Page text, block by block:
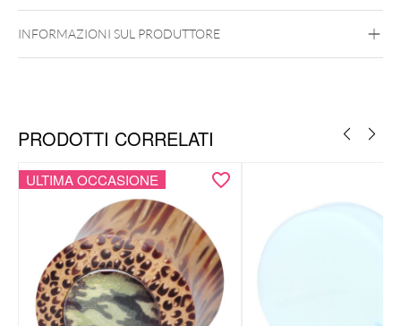
INFORMAZIONI SUL PRODUTTORE
PRODOTTI CORRELATI
ULTIMA OCCASIONE